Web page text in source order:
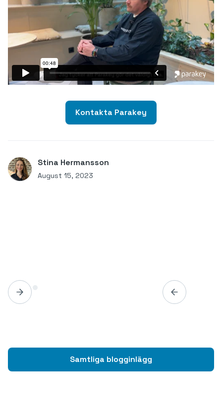
Kontakta Parakey
Stina Hermansson
August 15, 2023
Samtliga blogginlägg